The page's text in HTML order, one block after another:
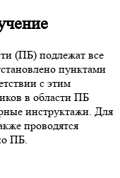
(ПБ) подлежат все
пунктами
с этим
в области ПБ
инструктажи. Для
проводятся
ПБ.